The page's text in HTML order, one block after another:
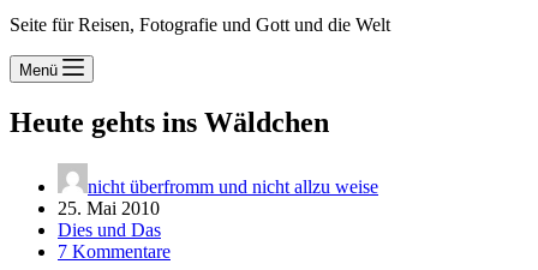
Seite für Reisen, Fotografie und Gott und die Welt
Menü
Heute gehts ins Wäldchen
nicht überfromm und nicht allzu weise
25. Mai 2010
Dies und Das
7 Kommentare